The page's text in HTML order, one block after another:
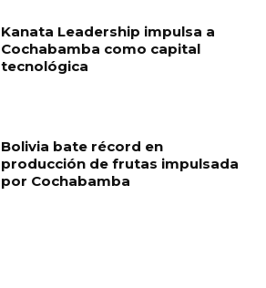
Kanata Leadership impulsa a
Cochabamba como capital
tecnológica
Bolivia bate récord en
producción de frutas impulsada
por Cochabamba